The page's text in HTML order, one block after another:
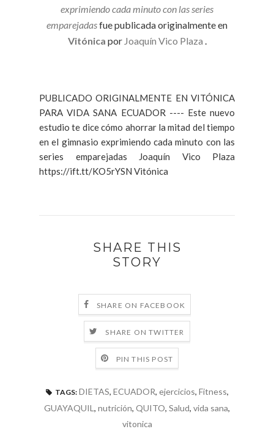
exprimiendo cada minuto con las series
emparejadasfue publicada originalmente en
Vitónica por Joaquín Vico Plaza .
PUBLICADO ORIGINALMENTE EN VITÓNICA
PARA VIDA SANA ECUADOR ---- Este nuevo
estudio te dice cómo ahorrar la mitad del tiempo
en el gimnasio exprimiendo cada minuto con las
series emparejadas Joaquín Vico Plaza
https://ift.tt/KO5rYSN Vitónica
SHARE THIS
STORY
SHARE ON FACEBOOK
SHARE ON TWITTER
PIN THIS POST
TAGS: DIETAS, ECUADOR, ejercicios, Fitness,
GUAYAQUIL , nutrición, QUITO, Salud, vida sana,
vitonica